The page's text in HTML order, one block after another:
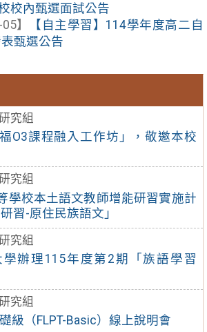
究組
O3課程融入工作坊」，敬邀本校
究組
學校本土語文教師增能研習實施計
習-原住民族語文」
究組
辦理115年度第2期「族語學習
究組
級（FLPT-Basic）線上說明會
校內甄選面試公告
】
【自主學習】114學年度高二自
甄選公告